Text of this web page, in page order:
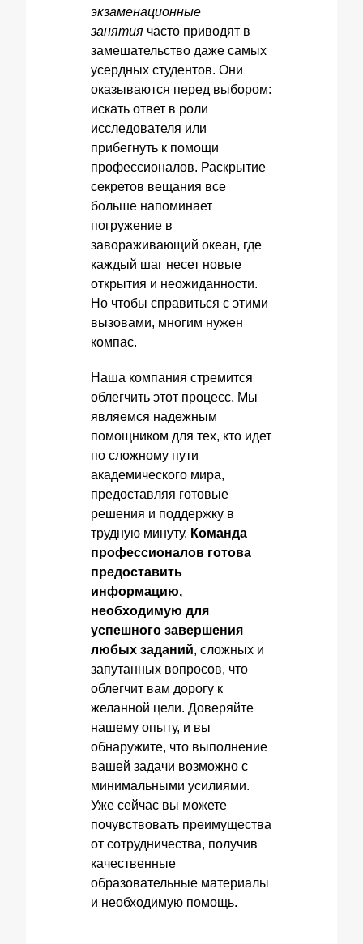
экзаменационные
занятия часто приводят в
замешательство даже самых
усердных студентов. Они
оказываются перед выбором:
искать ответ в роли
исследователя или
прибегнуть к помощи
профессионалов. Раскрытие
секретов вещания все
больше напоминает
погружение в
завораживающий океан, где
каждый шаг несет новые
открытия и неожиданности.
Но чтобы справиться с этими
вызовами, многим нужен
компас.
Наша компания стремится
облегчить этот процесс. Мы
являемся надежным
помощником для тех, кто идет
по сложному пути
академического мира,
предоставляя готовые
решения и поддержку в
трудную минуту. Команда
профессионалов готова
предоставить
информацию,
необходимую для
успешного завершения
любых заданий, сложных и
запутанных вопросов, что
облегчит вам дорогу к
желанной цели. Доверяйте
нашему опыту, и вы
обнаружите, что выполнение
вашей задачи возможно с
минимальными усилиями.
Уже сейчас вы можете
почувствовать преимущества
от сотрудничества, получив
качественные
образовательные материалы
и необходимую помощь.